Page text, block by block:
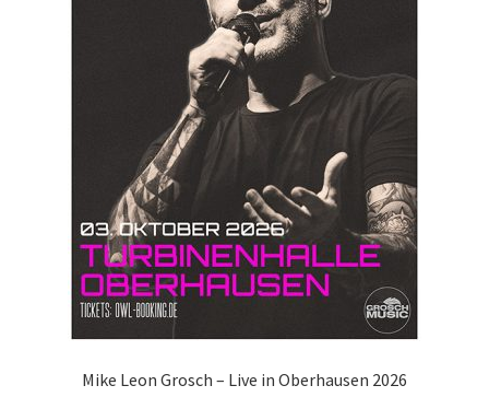
Mike Leon Grosch – Live in Oberhausen 2026